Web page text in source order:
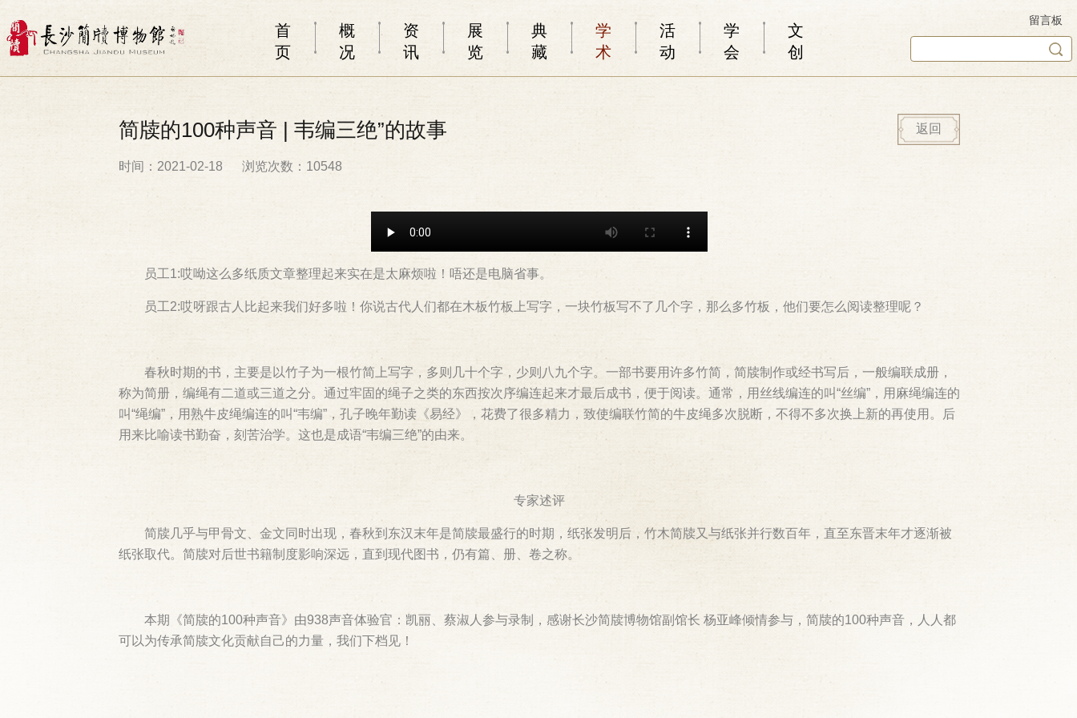
首
页
概
况
资
讯
展
览
典
藏
学
术
活
动
学
会
文
创
留言板
简牍的100种声音 | 韦编三绝”的故事 返回
时间：2021-02-18 浏览次数：10548
员工1:哎呦这么多纸质文章整理起来实在是太麻烦啦！唔还是电脑省事。
员工2:哎呀跟古人比起来我们好多啦！你说古代人们都在木板竹板上写字，一块竹板写不了几个字，那么多竹板，他们要怎么阅读整理呢？
春秋时期的书，主要是以竹子为一根竹简上写字，多则几十个字，少则八九个字。一部书要用许多竹简，简牍制作或经书写后，一般编联成册，
称为简册，编绳有二道或三道之分。通过牢固的绳子之类的东西按次序编连起来才最后成书，便于阅读。通常，用丝线编连的叫“丝编”，用麻绳编连的
叫“绳编”，用熟牛皮绳编连的叫“韦编”，孔子晚年勤读《易经》，花费了很多精力，致使编联竹简的牛皮绳多次脱断，不得不多次换上新的再使用。后
用来比喻读书勤奋，刻苦治学。这也是成语“韦编三绝”的由来。
专家述评
简牍几乎与甲骨文、金文同时出现，春秋到东汉末年是简牍最盛行的时期，纸张发明后，竹木简牍又与纸张并行数百年，直至东晋末年才逐渐被
纸张取代。简牍对后世书籍制度影响深远，直到现代图书，仍有篇、册、卷之称。
本期《简牍的100种声音》由938声音体验官：凯丽、蔡淑人参与录制，感谢长沙简牍博物馆副馆长 杨亚峰倾情参与，简牍的100种声音，人人都
可以为传承简牍文化贡献自己的力量，我们下档见！